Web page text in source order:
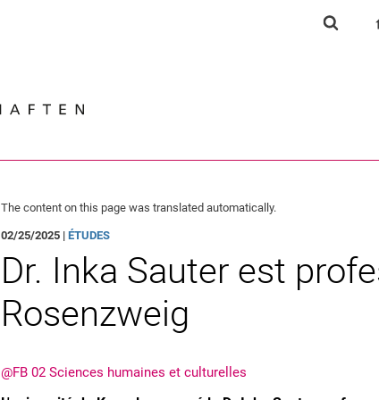
Jump directly to: content
Jump directly to: search
Jump directly to: main
The content on this page was translated automatically.
02/25/2025 |ÉTUDES
Dr. Inka Sauter est
Rosenzweig
@FB 02 Sciences humaines et culturelles